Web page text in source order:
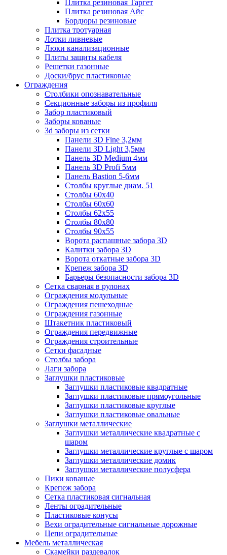
Плитка резиновая Таргет
Плитка резиновая Айс
Бордюры резиновые
Плитка тротуарная
Лотки ливневые
Люки канализационные
Плиты защиты кабеля
Решетки газонные
Доски/брус пластиковые
Ограждения
Столбики опознавательные
Секционные заборы из профиля
Забор пластиковый
Заборы кованые
3d заборы из сетки
Панели 3D Fine 3,2мм
Панели 3D Light 3,5мм
Панель 3D Medium 4мм
Панель 3D Profi 5мм
Панель Bastion 5-6мм
Столбы круглые диам. 51
Столбы 60х40
Столбы 60х60
Столбы 62х55
Столбы 80х80
Столбы 90х55
Ворота распашные забора 3D
Калитки забора 3D
Ворота откатные забора 3D
Крепеж забора 3D
Барьеры безопасности забора 3D
Сетка сварная в рулонах
Ограждения модульные
Ограждения пешеходные
Ограждения газонные
Штакетник пластиковый
Ограждения передвижные
Ограждения строительные
Сетки фасадные
Столбы забора
Лаги забора
Заглушки пластиковые
Заглушки пластиковые квадратные
Заглушки пластиковые прямоугольные
Заглушки пластиковые круглые
Заглушки пластиковые овальные
Заглушки металлические
Заглушки металлические квадратные с
шаром
Заглушки металлические круглые с шаром
Заглушки металлические домик
Заглушки металлические полусфера
Пики кованые
Крепеж забора
Сетка пластиковая сигнальная
Ленты оградительные
Пластиковые конусы
Вехи оградительные сигнальные дорожные
Цепи оградительные
Мебель металлическая
Скамейки раздевалок